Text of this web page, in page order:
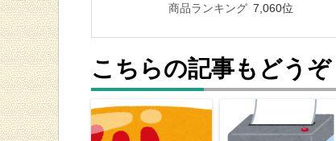
商品ランキング 7,060位
こちらの記事もどうぞ